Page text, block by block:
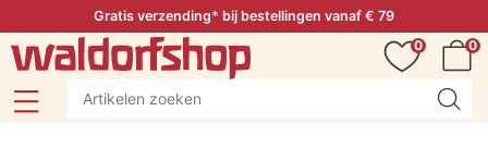
Gratis verzending* bij bestellingen vanaf € 79
0
0